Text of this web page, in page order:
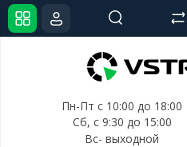
Пн-Пт с 10:00 до 18:00
Сб, с 9:30 до 15:00
Вс- выходной